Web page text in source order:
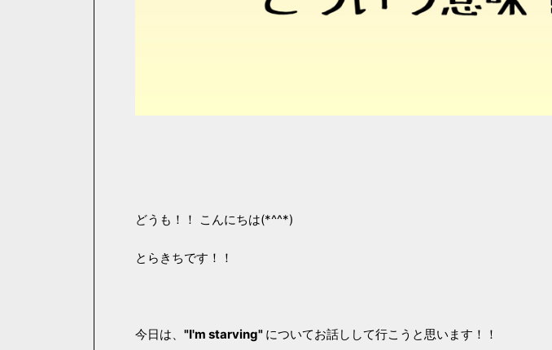
どうも！！ こんにちは(*^^*)
とらきちです！！
今日は、 "I'm starving" についてお話しして行こうと思います！！